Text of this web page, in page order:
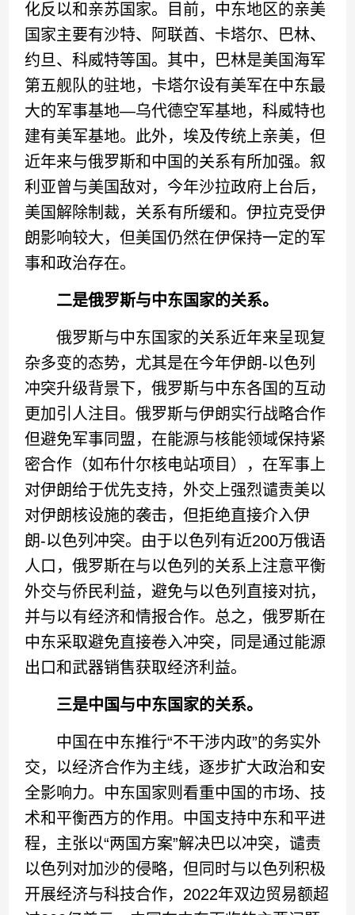
化反以和亲苏国家。目前，中东地区的亲美
国家主要有沙特、阿联酋、卡塔尔、巴林、
约旦、科威特等国。其中，巴林是美国海军
第五舰队的驻地，卡塔尔设有美军在中东最
大的军事基地—乌代德空军基地，科威特也
建有美军基地。此外，埃及传统上亲美，但
近年来与俄罗斯和中国的关系有所加强。叙
利亚曾与美国敌对，今年沙拉政府上台后，
美国解除制裁，关系有所缓和。伊拉克受伊
朗影响较大，但美国仍然在伊保持一定的军
事和政治存在。
二是俄罗斯与中东国家的关系。
俄罗斯与中东国家的关系近年来呈现复
杂多变的态势，尤其是在今年伊朗-以色列
冲突升级背景下，俄罗斯与中东各国的互动
更加引人注目。俄罗斯与伊朗实行战略合作
但避免军事同盟，在能源与核能领域保持紧
密合作（如布什尔核电站项目），在军事上
对伊朗给于优先支持，外交上强烈谴责美以
对伊朗核设施的袭击，但拒绝直接介入伊
朗-以色列冲突。由于以色列有近200万俄语
人口，俄罗斯在与以色列的关系上注意平衡
外交与侨民利益，避免与以色列直接对抗，
并与以有经济和情报合作。总之，俄罗斯在
中东采取避免直接卷入冲突，同是通过能源
出口和武器销售获取经济利益。
三是中国与中东国家的关系。
中国在中东推行“不干涉内政”的务实外
交，以经济合作为主线，逐步扩大政治和安
全影响力。中东国家则看重中国的市场、技
术和平衡西方的作用。中国支持中东和平进
程，主张以“两国方案”解决巴以冲突，谴责
以色列对加沙的侵略，但同时与以色列积极
开展经济与科技合作，2022年双边贸易额超